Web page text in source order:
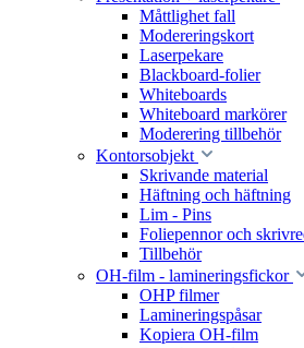
Måttlighet fall
Modereringskort
Laserpekare
Blackboard-folier
Whiteboards
Whiteboard markörer
Moderering tillbehör
Kontorsobjekt
Skrivande material
Häftning och häftning
Lim - Pins
Foliepennor och
Tillbehör
OH-film - lamineringsfickor
OHP filmer
Lamineringspåsar
Kopiera OH-film